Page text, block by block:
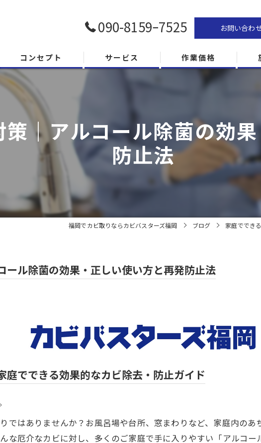
090-8159ｰ7525 お問い合わ
コンセプト サービス 作業価格
｜アルコール除菌の効
防止法
福岡でカビ取りならカビバスターズ福岡 ブログ 家庭ででき
ール除菌の効果・正しい使い方と再発防止法
庭でできる効果的なカビ除去・防止ガイド
ではありませんか？お風呂場や台所、窓まわりなど、家庭内の
な厄介なカビに対し、多くのご家庭で手に入りやすい「アルコ